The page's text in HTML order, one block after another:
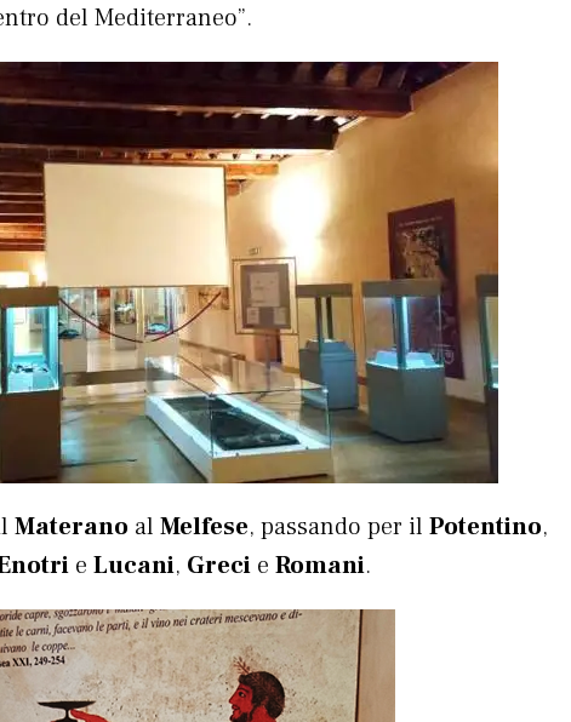
del Mediterraneo”.
Materano al Melfese, passando per il Potentino,
e Lucani, Greci e Romani.